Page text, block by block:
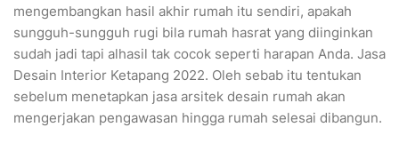
mengembangkan hasil akhir rumah itu sendiri, apakah
sungguh-sungguh rugi bila rumah hasrat yang diinginkan
sudah jadi tapi alhasil tak cocok seperti harapan Anda. Jasa
Desain Interior Ketapang 2022. Oleh sebab itu tentukan
sebelum menetapkan jasa arsitek desain rumah akan
mengerjakan pengawasan hingga rumah selesai dibangun.